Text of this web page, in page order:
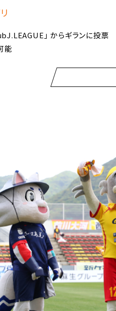
」 からギランに投票
能